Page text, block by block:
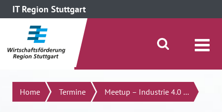
IT Region Stuttgart
direkt zum Inhalt dieser Seite
direkt zum Menü springen
Suche öffnen/schließen
Suchen
Home Termine Meetup – Industrie 4.0 ...